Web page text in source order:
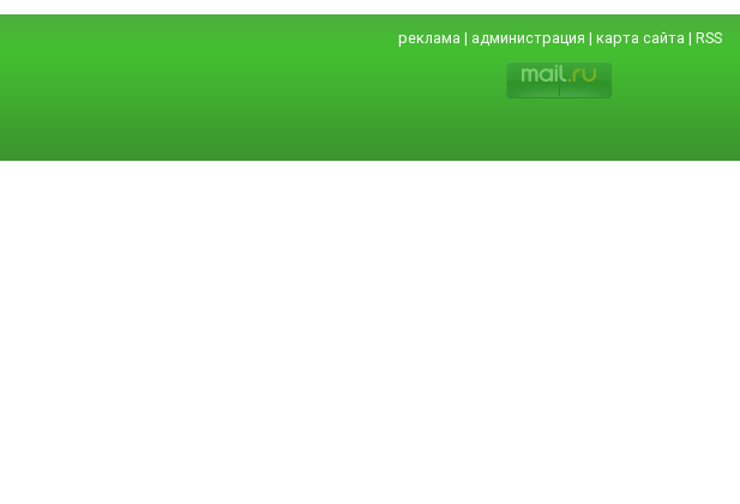
реклама | администрация | карта сайта | RSS